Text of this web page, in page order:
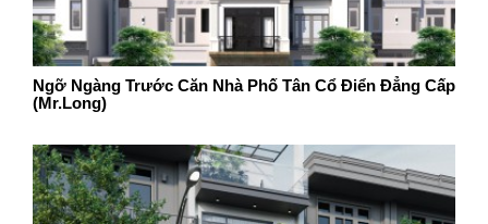
Ngỡ Ngàng Trước Căn Nhà Phố Tân Cổ Điển Đẳng Cấp
(Mr.Long)